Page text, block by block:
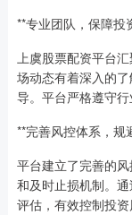
**专业团队，保障投
上虞股票配资平台
场动态有着深入的
导。平台严格遵守行
**完善风控体系，规
平台建立了完善的
和及时止损机制。
评估，有效控制投资